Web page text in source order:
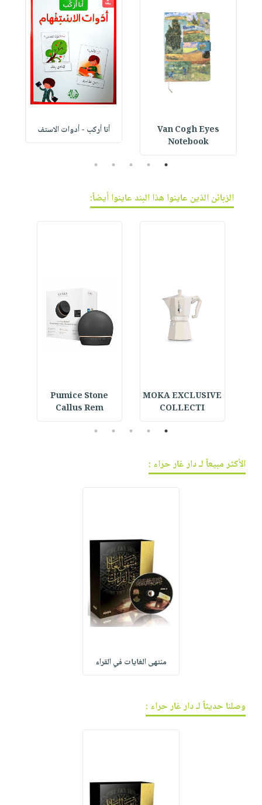
Van Cogh Eyes
Notebook
أنا أركب - أدوات الاستف
1
2
3
4
5
الزبائن الذين عاينوا هذا البند عاينوا أيضاً:
MOKA EXCLUSIVE
COLLECTI
Pumice Stone
Callus Rem
1
2
3
4
5
الأكثر مبيعاً لـ دار غار حراء :
منتهى الغايات في القراء
وصلنا حديثاً لـ دار غار حراء :